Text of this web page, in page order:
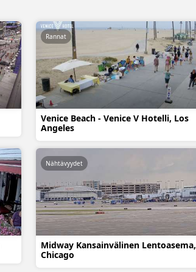
Venice Beach - Venice V Hotelli, Los
Angeles
Rannat
Midway Kansainvälinen Lentoasema,
Chicago
Nähtävyydet